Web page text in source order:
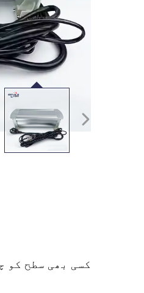
کسی بھی سطح کو